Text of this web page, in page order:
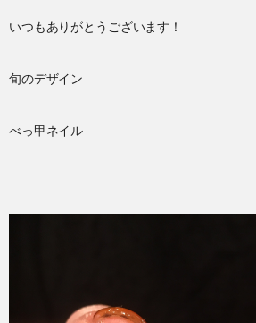
いつもありがとうございます！
旬のデザイン
べっ甲ネイル